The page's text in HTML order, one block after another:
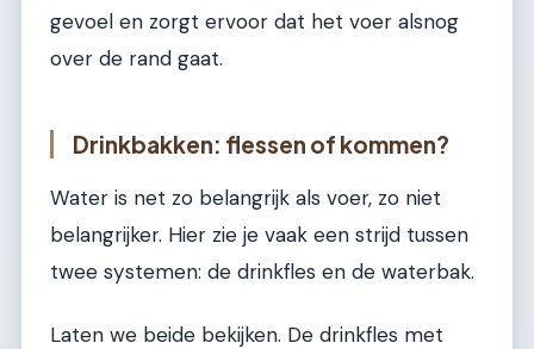
gevoel en zorgt ervoor dat het voer alsnog
over de rand gaat.
Drinkbakken: flessen of kommen?
Water is net zo belangrijk als voer, zo niet
belangrijker. Hier zie je vaak een strijd tussen
twee systemen: de drinkfles en de waterbak.
Laten we beide bekijken. De drinkfles met